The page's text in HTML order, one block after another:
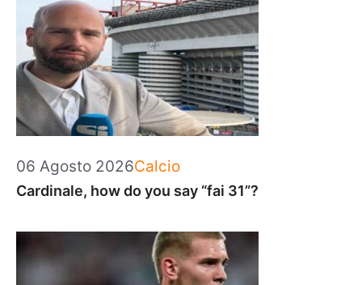
06 Agosto 2026Categorie
Calcio
Cardinale, how do you say “fai 31”?